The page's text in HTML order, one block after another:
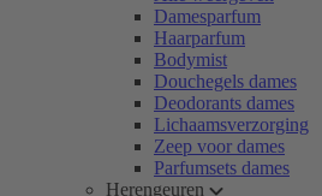
Damesparfum
Haarparfum
Bodymist
Douchegels dames
Deodorants dames
Lichaamsverzorging
Zeep voor dames
Parfumsets dames
Herengeuren